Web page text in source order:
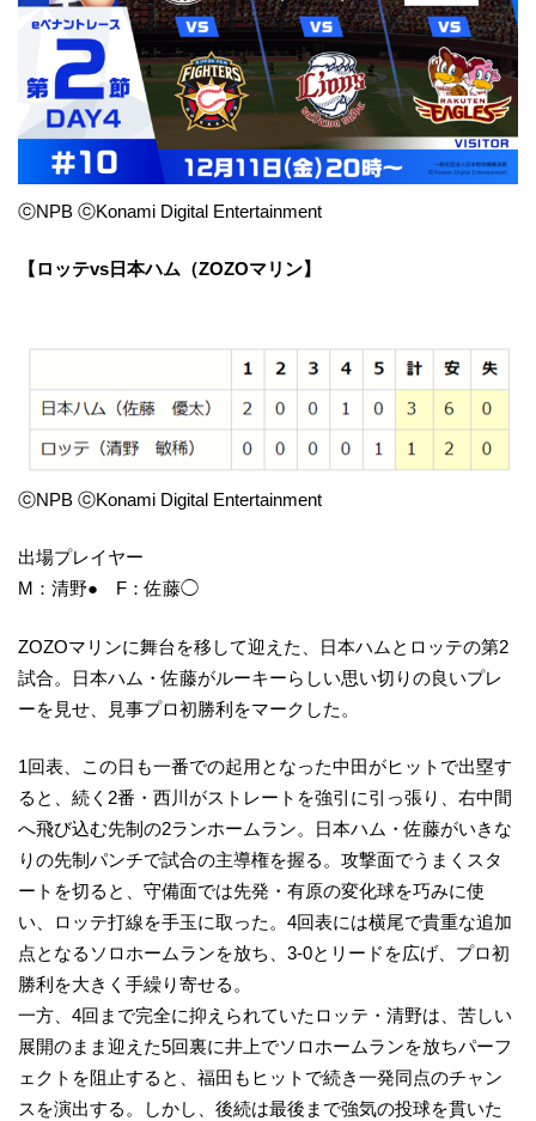
ⓒNPB ⓒKonami Digital Entertainment
【ロッテvs日本ハム（ZOZOマリン】
ⓒNPB ⓒKonami Digital Entertainment
出場プレイヤー
M：清野● F：佐藤◯
ZOZOマリンに舞台を移して迎えた、日本ハムとロッテの第2
試合。日本ハム・佐藤がルーキーらしい思い切りの良いプレ
ーを見せ、見事プロ初勝利をマークした。
1回表、この日も一番での起用となった中田がヒットで出塁す
ると、続く2番・西川がストレートを強引に引っ張り、右中間
へ飛び込む先制の2ランホームラン。日本ハム・佐藤がいきな
りの先制パンチで試合の主導権を握る。攻撃面でうまくスタ
ートを切ると、守備面では先発・有原の変化球を巧みに使
い、ロッテ打線を手玉に取った。4回表には横尾で貴重な追加
点となるソロホームランを放ち、3-0とリードを広げ、プロ初
勝利を大きく手繰り寄せる。
一方、4回まで完全に抑えられていたロッテ・清野は、苦しい
展開のまま迎えた5回裏に井上でソロホームランを放ちパーフ
ェクトを阻止すると、福田もヒットで続き一発同点のチャン
スを演出する。しかし、後続は最後まで強気の投球を貫いた